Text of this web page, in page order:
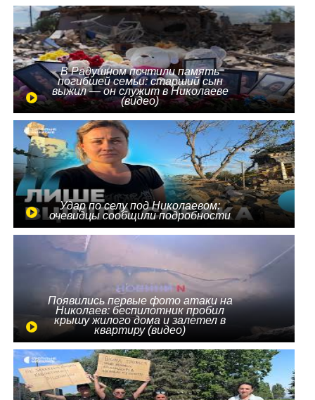
В Радушном почтили память
погибшей семьи: старший сын
выжил — он служит в Николаеве
(видео)
Удар по селу под Николаевом:
очевидцы сообщили подробности
Появились первые фото атаки на
Николаев: беспилотник пробил
крышу жилого дома и залетел в
квартиру (видео)